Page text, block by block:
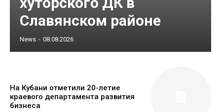
Славянском районе
News - 08.08.2026
На Кубани отметили 20-летие
краевого департамента развития
бизнеса